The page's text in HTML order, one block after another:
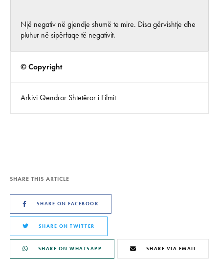
Një negativ në gjendje shumë te mire. Disa gërvishtje dhe
pluhur në sipërfaqe të negativit.
© Copyright
Arkivi Qendror Shtetëror i Filmit
SHARE THIS ARTICLE
SHARE ON FACEBOOK
SHARE ON TWITTER
SHARE ON WHATSAPP SHARE VIA EMAIL